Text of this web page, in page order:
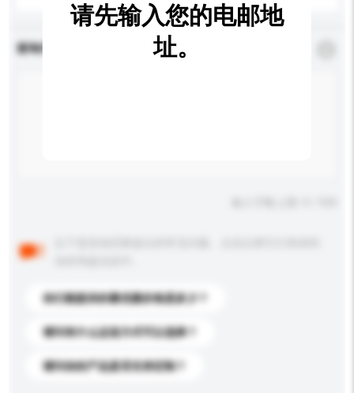
查询内容
你们能提供的最优惠价格是多少？
请问有什么运送方式可以选择？
请问你的产品是否支持定制？
请先输入您的电邮地
址。